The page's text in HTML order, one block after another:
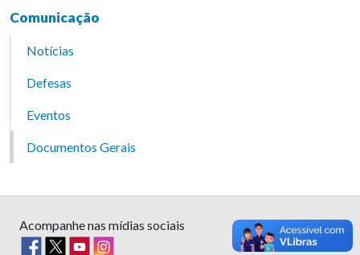
Comunicação
Notícias
Defesas
Eventos
Documentos Gerais
Acompanhe nas mídias sociais